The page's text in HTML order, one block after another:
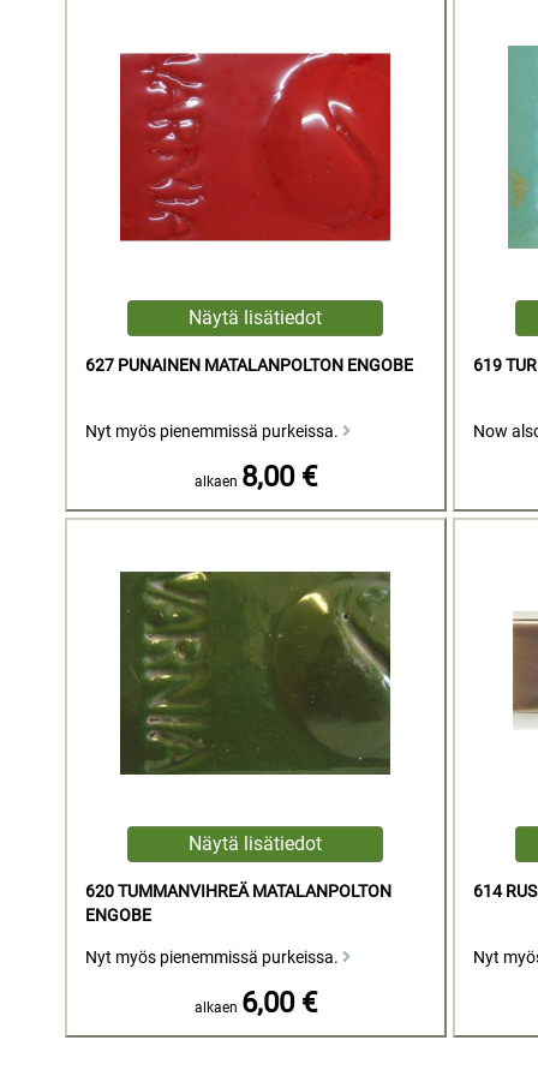
627 PUNAINEN MATALANPOLTON ENGOBE
Nyt myös pienemmissä purkeissa.
alkaen 8,00 €
619
Now
620 TUMMANVIHREÄ MATALANPOLTON
ENGOBE
Nyt myös pienemmissä purkeissa.
alkaen 6,00 €
614
Nyt